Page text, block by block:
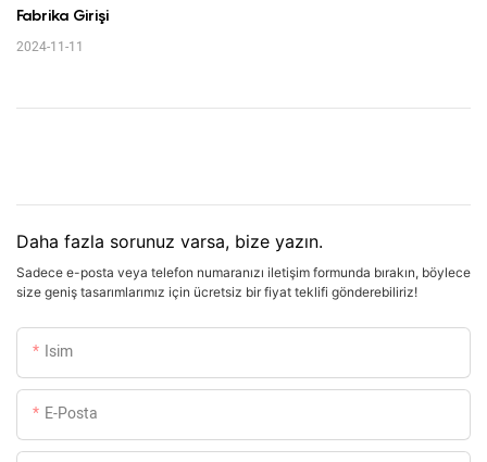
Fabrika Girişi
2024-11-11
Daha fazla sorunuz varsa, bize yazın.
Sadece e-posta veya telefon numaranızı iletişim formunda bırakın, böylece
size geniş tasarımlarımız için ücretsiz bir fiyat teklifi gönderebiliriz!
Isim
E-Posta